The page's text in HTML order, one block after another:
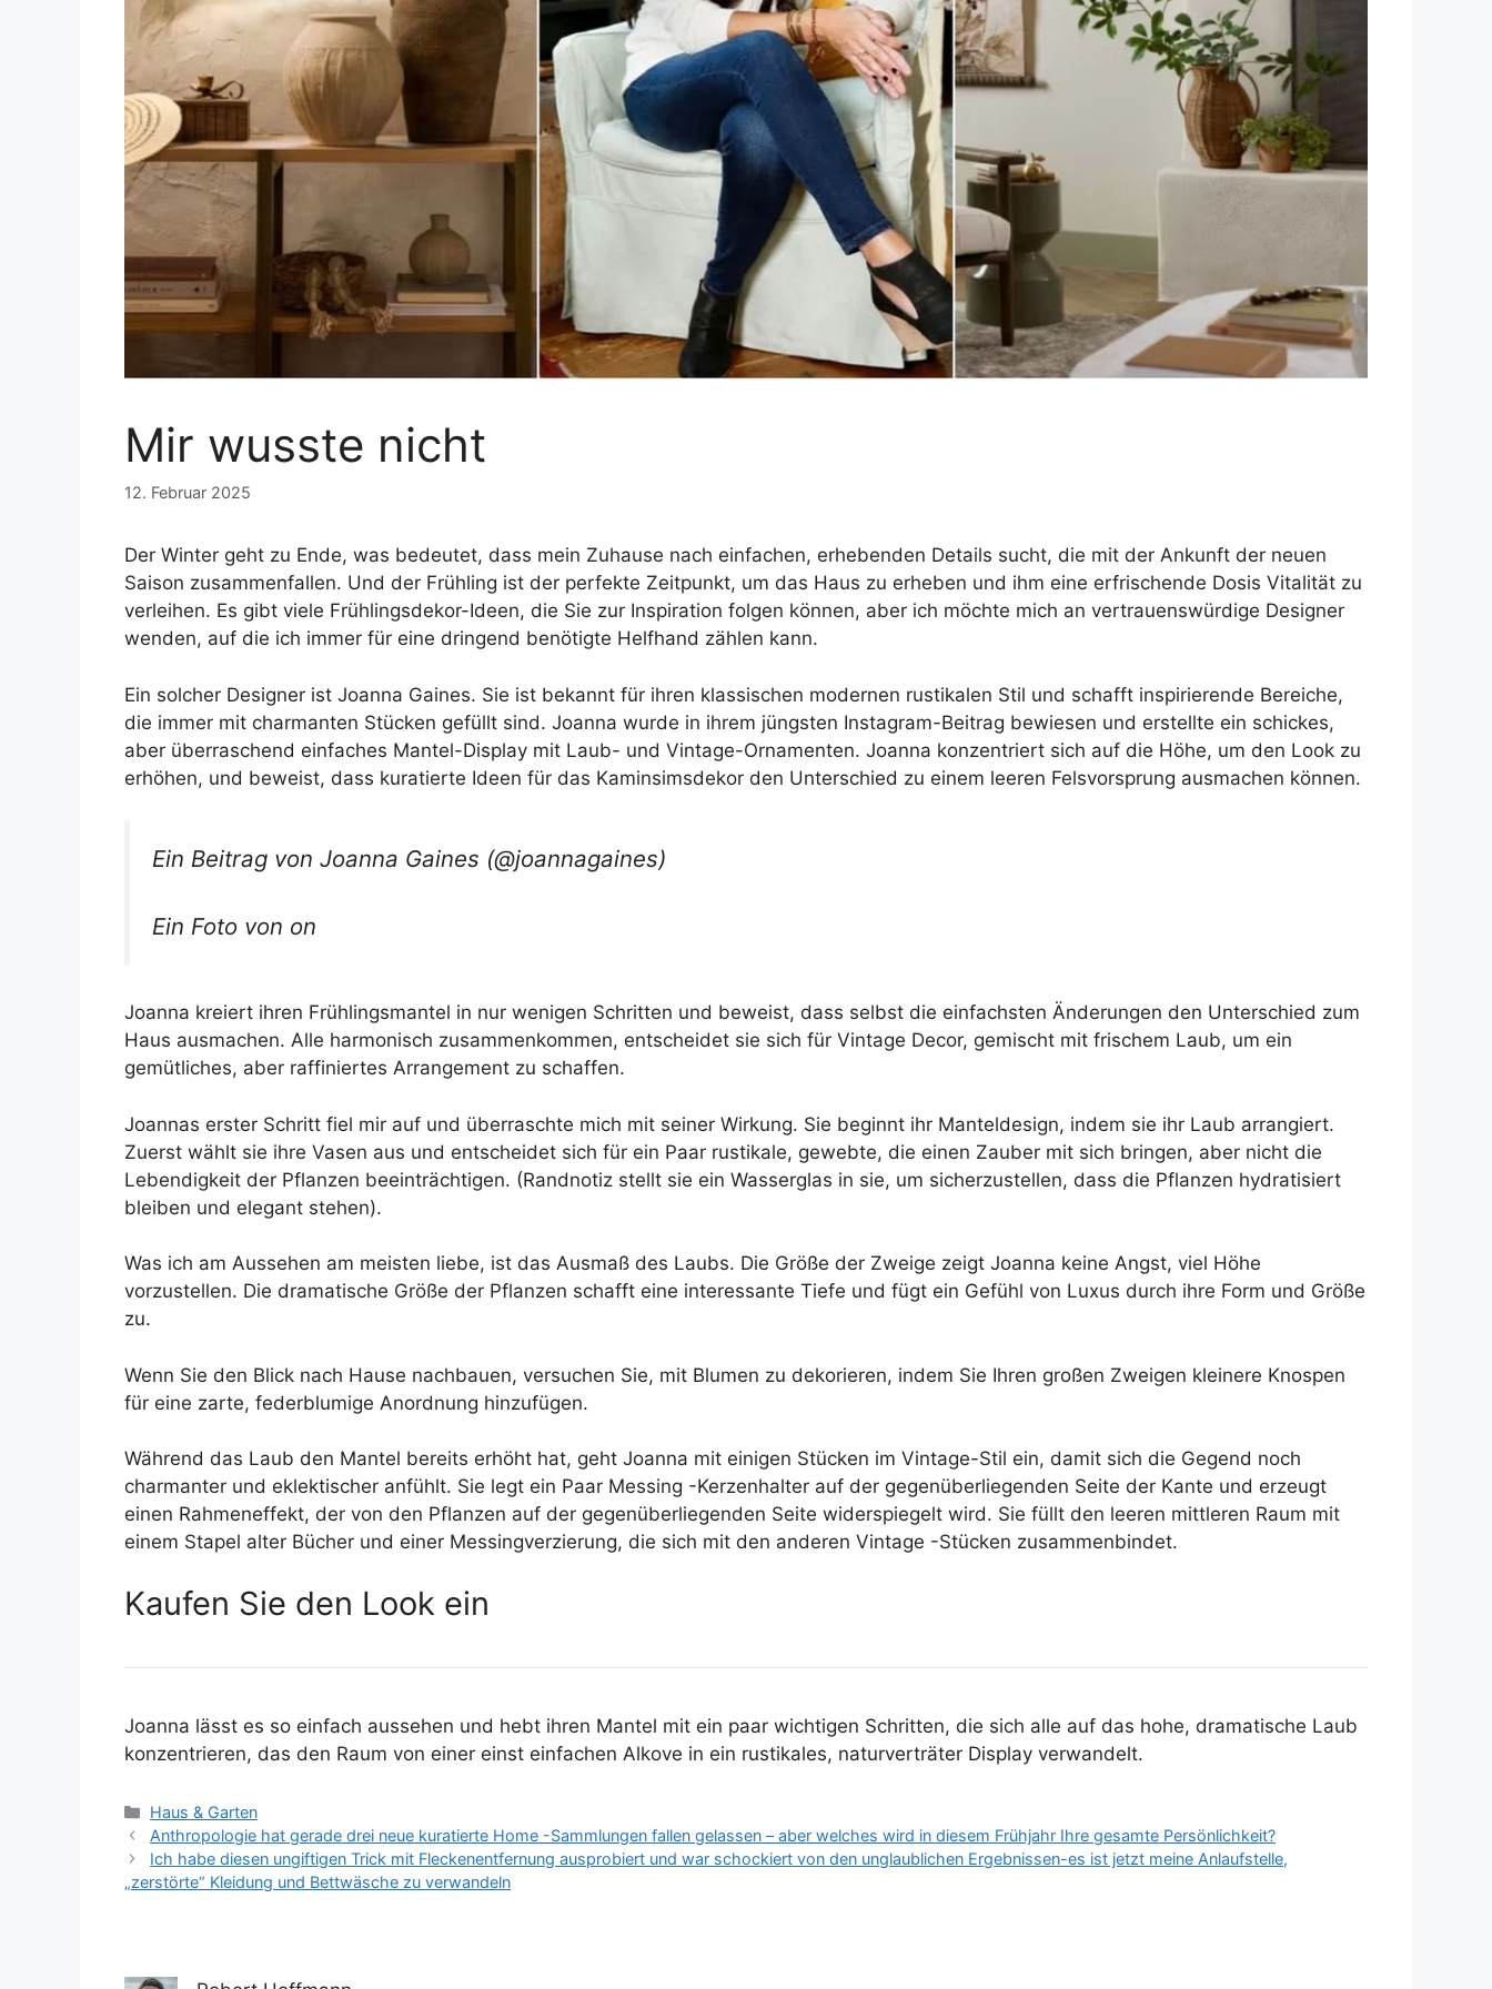
Mir wusste nicht
12. Februar 2025
Der Winter geht zu Ende, was bedeutet, dass mein Zuhause nach einfachen, erhebenden Details sucht, die mit der Ankunft der neuen
Saison zusammenfallen. Und der Frühling ist der perfekte Zeitpunkt, um das Haus zu erheben und ihm eine erfrischende Dosis Vitalität zu
verleihen. Es gibt viele Frühlingsdekor-Ideen, die Sie zur Inspiration folgen können, aber ich möchte mich an vertrauenswürdige Designer
wenden, auf die ich immer für eine dringend benötigte Helfhand zählen kann.
Ein solcher Designer ist Joanna Gaines. Sie ist bekannt für ihren klassischen modernen rustikalen Stil und schafft inspirierende Bereiche,
die immer mit charmanten Stücken gefüllt sind. Joanna wurde in ihrem jüngsten Instagram-Beitrag bewiesen und erstellte ein schickes,
aber überraschend einfaches Mantel-Display mit Laub- und Vintage-Ornamenten. Joanna konzentriert sich auf die Höhe, um den Look zu
erhöhen, und beweist, dass kuratierte Ideen für das Kaminsimsdekor den Unterschied zu einem leeren Felsvorsprung ausmachen können.
Ein Beitrag von Joanna Gaines (@joannagaines)
Ein Foto von on
Joanna kreiert ihren Frühlingsmantel in nur wenigen Schritten und beweist, dass selbst die einfachsten Änderungen den Unterschied zum
Haus ausmachen. Alle harmonisch zusammenkommen, entscheidet sie sich für Vintage Decor, gemischt mit frischem Laub, um ein
gemütliches, aber raffiniertes Arrangement zu schaffen.
Joannas erster Schritt fiel mir auf und überraschte mich mit seiner Wirkung. Sie beginnt ihr Manteldesign, indem sie ihr Laub arrangiert.
Zuerst wählt sie ihre Vasen aus und entscheidet sich für ein Paar rustikale, gewebte, die einen Zauber mit sich bringen, aber nicht die
Lebendigkeit der Pflanzen beeinträchtigen. (Randnotiz stellt sie ein Wasserglas in sie, um sicherzustellen, dass die Pflanzen hydratisiert
bleiben und elegant stehen).
Was ich am Aussehen am meisten liebe, ist das Ausmaß des Laubs. Die Größe der Zweige zeigt Joanna keine Angst, viel Höhe
vorzustellen. Die dramatische Größe der Pflanzen schafft eine interessante Tiefe und fügt ein Gefühl von Luxus durch ihre Form und Größe
zu.
Wenn Sie den Blick nach Hause nachbauen, versuchen Sie, mit Blumen zu dekorieren, indem Sie Ihren großen Zweigen kleinere Knospen
für eine zarte, federblumige Anordnung hinzufügen.
Während das Laub den Mantel bereits erhöht hat, geht Joanna mit einigen Stücken im Vintage-Stil ein, damit sich die Gegend noch
charmanter und eklektischer anfühlt. Sie legt ein Paar Messing -Kerzenhalter auf der gegenüberliegenden Seite der Kante und erzeugt
einen Rahmeneffekt, der von den Pflanzen auf der gegenüberliegenden Seite widerspiegelt wird. Sie füllt den leeren mittleren Raum mit
einem Stapel alter Bücher und einer Messingverzierung, die sich mit den anderen Vintage -Stücken zusammenbindet.
Kaufen Sie den Look ein
Joanna lässt es so einfach aussehen und hebt ihren Mantel mit ein paar wichtigen Schritten, die sich alle auf das hohe, dramatische Laub
konzentrieren, das den Raum von einer einst einfachen Alkove in ein rustikales, naturverträter Display verwandelt.
Kategorien
Haus & Garten
Anthropologie hat gerade drei neue kuratierte Home -Sammlungen fallen gelassen – aber welches wird in diesem Frühjahr Ihre gesamte Persönlichkeit?
Ich habe diesen ungiftigen Trick mit Fleckenentfernung ausprobiert und war schockiert von den unglaublichen Ergebnissen-es ist jetzt meine Anlaufstelle,
„zerstörte“ Kleidung und Bettwäsche zu verwandeln